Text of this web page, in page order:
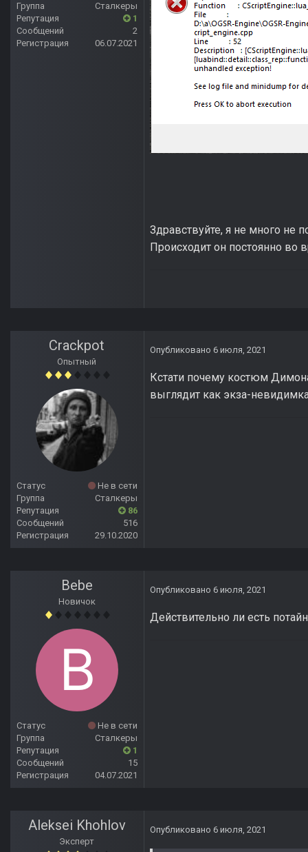
Группа
Сталкеры
Репутация
1
Сообщений
2
Регистрация
06.07.2021
Здравствуйте, я не много не
Происходит он постоянно во
Crackpot
Опытный
Статус
Не в сети
Группа
Сталкеры
Репутация
86
Сообщений
516
Регистрация
29.10.2020
Опубликовано 6 июля, 2021
Кстати почему костюм
выглядит как экза-
Bebe
Новичок
Статус
Не в сети
Группа
Сталкеры
Репутация
1
Сообщений
15
Регистрация
04.07.2021
Опубликовано 6 июля, 2021
Действительно ли есть
Aleksei Khohlov
Эксперт
Опубликовано 6 июля, 2021